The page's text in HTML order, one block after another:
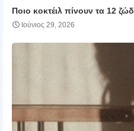
Ποιο κοκτέιλ πίνουν τα 12
Ιούνιος 29, 2026